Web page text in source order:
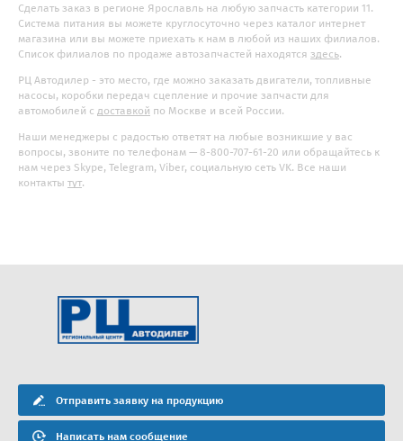
Сделать заказ в регионе Ярославль на любую запчасть категории 11.
Система питания вы можете круглосуточно через каталог интернет
магазина или вы можете приехать к нам в любой из наших филиалов.
Список филиалов по продаже автозапчастей находятся здесь.
РЦ Автодилер - это место, где можно заказать двигатели, топливные
насосы, коробки передач сцепление и прочие запчасти для
автомобилей с доставкой по Москве и всей России.
Наши менеджеры с радостью ответят на любые возникшие у вас
вопросы, звоните по телефонам — 8-800-707-61-20 или обращайтесь к
нам через Skype, Telegram, Viber, социальную сеть VK. Все наши
контакты тут.
Отправить заявку на продукцию
Написать нам сообщение